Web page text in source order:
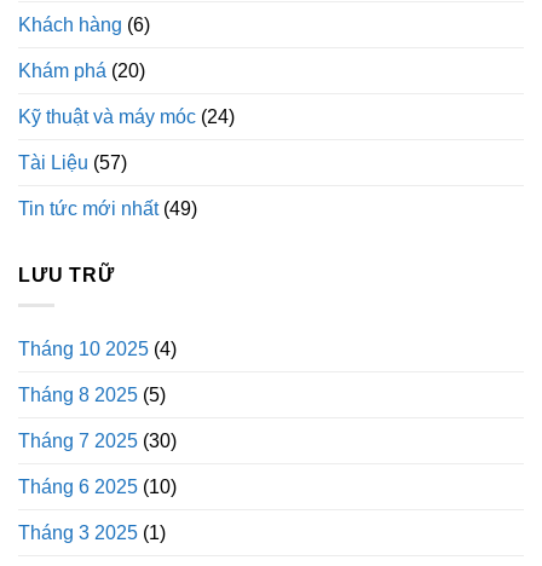
Khách hàng (6)
Khám phá (20)
Kỹ thuật và máy móc (24)
Tài Liệu (57)
Tin tức mới nhất(49)
LƯU TRỮ
Tháng 10 2025 (4)
Tháng 8 2025 (5)
Tháng 7 2025 (30)
Tháng 6 2025 (10)
Tháng 3 2025 (1)